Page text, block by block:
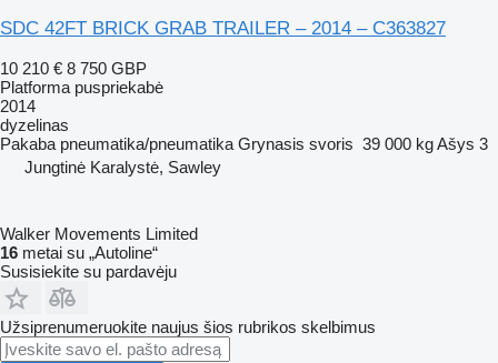
SDC 42FT BRICK GRAB TRAILER – 2014 – C363827
10 210 € 8 750 GBP
Platforma puspriekabė
2014
dyzelinas
Pakaba pneumatika/pneumatika Grynasis svoris 39 000 kgAšys 3
Jungtinė Karalystė, Sawley
Walker Movements Limited
16 metai su „Autoline“
Susisiekite su pardavėju
Užsiprenumeruokite naujus šios rubrikos skelbimus